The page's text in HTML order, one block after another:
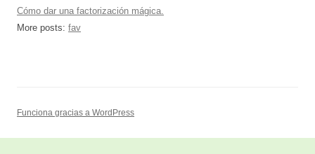
Cómo dar una factorización mágica.
More posts: fav
Funciona gracias a WordPress